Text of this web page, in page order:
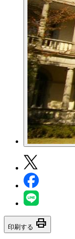
印刷する print